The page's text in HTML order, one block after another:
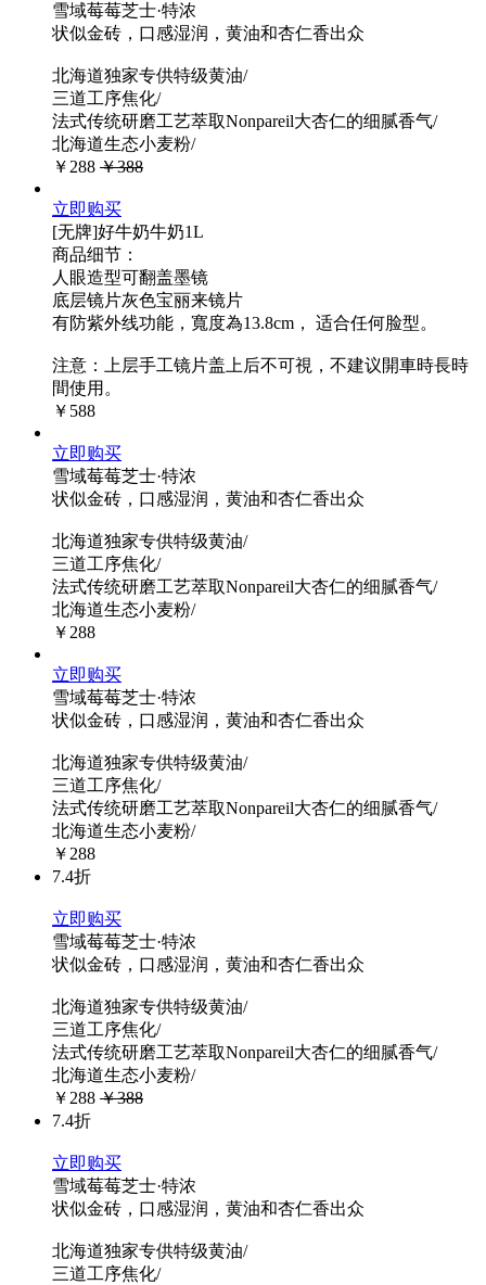
雪域莓莓芝士·特浓
状似金砖，口感湿润，黄油和杏仁香出众
北海道独家专供特级黄油/
三道工序焦化/
法式传统研磨工艺萃取Nonpareil大杏仁的细腻香气/
北海道生态小麦粉/
￥288 ￥388
立即购买
[无牌]好牛奶牛奶1L
商品细节：
人眼造型可翻盖墨镜
底层镜片灰色宝丽来镜片
有防紫外线功能，寬度為13.8cm， 适合任何脸型。
注意：上层手工镜片盖上后不可視，不建议開車時長時
間使用。
￥588
立即购买
雪域莓莓芝士·特浓
状似金砖，口感湿润，黄油和杏仁香出众
北海道独家专供特级黄油/
三道工序焦化/
法式传统研磨工艺萃取Nonpareil大杏仁的细腻香气/
北海道生态小麦粉/
￥288
立即购买
雪域莓莓芝士·特浓
状似金砖，口感湿润，黄油和杏仁香出众
北海道独家专供特级黄油/
三道工序焦化/
法式传统研磨工艺萃取Nonpareil大杏仁的细腻香气/
北海道生态小麦粉/
￥288
7.4折
立即购买
雪域莓莓芝士·特浓
状似金砖，口感湿润，黄油和杏仁香出众
北海道独家专供特级黄油/
三道工序焦化/
法式传统研磨工艺萃取Nonpareil大杏仁的细腻香气/
北海道生态小麦粉/
￥288 ￥388
7.4折
立即购买
雪域莓莓芝士·特浓
状似金砖，口感湿润，黄油和杏仁香出众
北海道独家专供特级黄油/
三道工序焦化/